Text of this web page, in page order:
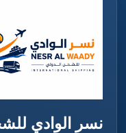
نسر الوادي